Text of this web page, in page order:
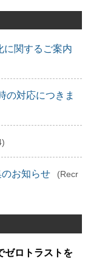
に関するご案内
の対応につきま
お知らせ
(Recr
ゼロトラストを